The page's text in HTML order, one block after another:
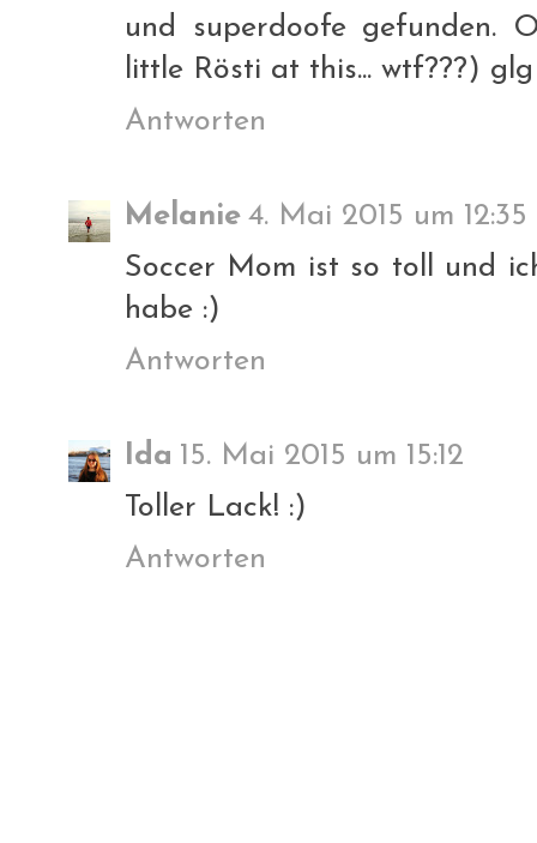
und superdoofe gefunden.
little Rösti at this... wtf???) glg
Antworten
Melanie 4. Mai 2015 um 12:35
Soccer Mom ist so toll und
habe :)
Antworten
Ida 15. Mai 2015 um 15:12
Toller Lack! :)
Antworten